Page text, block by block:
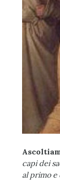
capi dei
al primo e